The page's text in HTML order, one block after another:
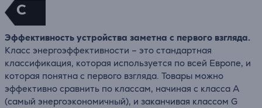
C
Эффективность устройства заметна с первого взгляда.
Класс энергоэффективности – это стандартная
классификация, которая используется по всей Европе, и
которая понятна с первого взгляда. Товары можно
эффективно сравнить по классам, начиная с класса А
(самый энергоэкономичный), и заканчивая классом G